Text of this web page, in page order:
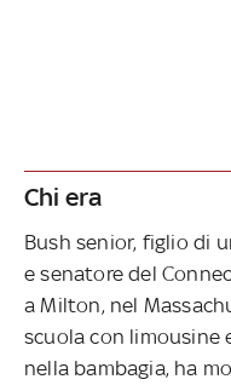
Chi era
Bush senior, figlio di
e senatore del
a Milton, nel
scuola con limousine
nella bambagia, ha